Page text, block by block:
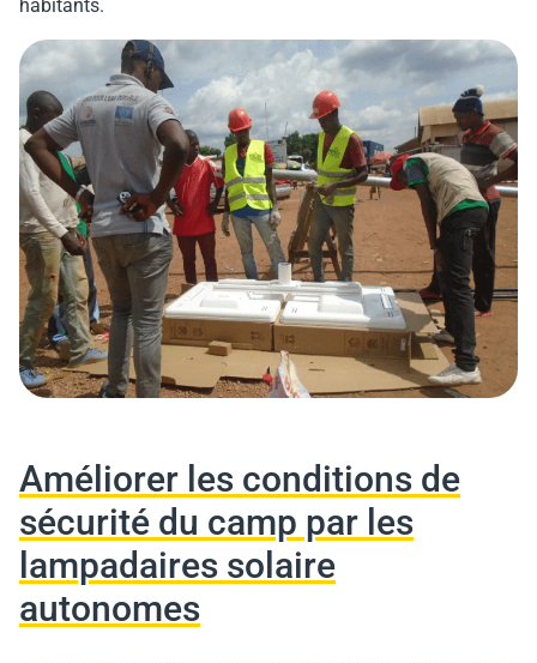
habitants.
Améliorer les conditions de
sécurité du camp par les
lampadaires solaire
autonomes